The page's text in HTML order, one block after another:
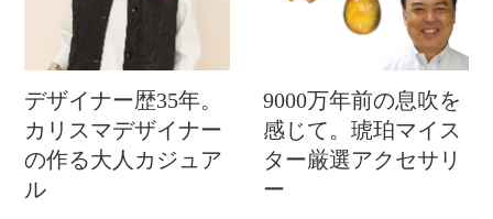
デザイナー歴35年。
カリスマデザイナー
の作る大人カジュア
ル
9000万年前の息吹を
感じて。琥珀マイス
ター厳選アクセサリ
ー